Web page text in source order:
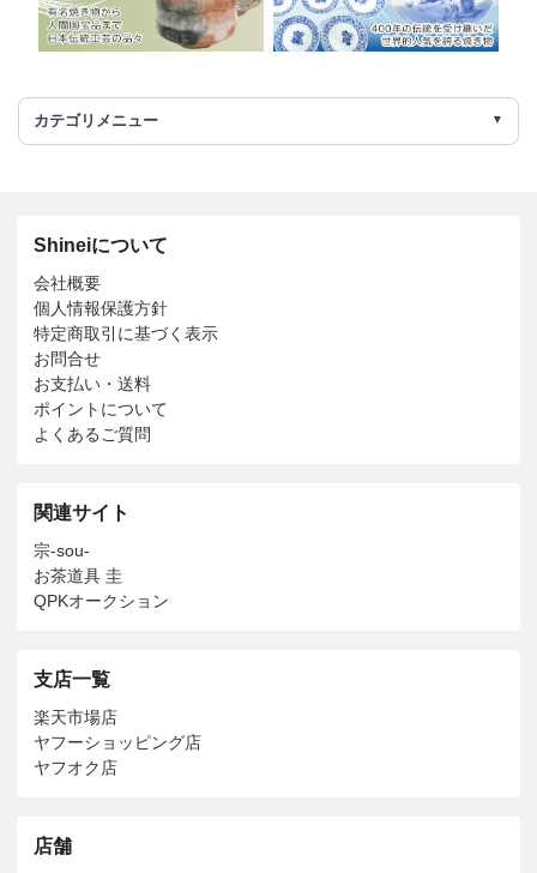
カテゴリメニュー
Shineiについて
会社概要
個人情報保護方針
特定商取引に基づく表示
お問合せ
お支払い・送料
ポイントについて
よくあるご質問
関連サイト
宗-sou-
お茶道具 圭
QPKオークション
支店一覧
楽天市場店
ヤフーショッピング店
ヤフオク店
店舗